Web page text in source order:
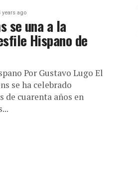
years ago
se una a la
Hispano de
Por Gustavo Lugo El
se ha celebrado
de cuarenta años en